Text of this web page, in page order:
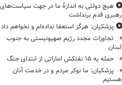
هیچ دولتی به اندازۀ ما در جهت سیاست‌های
رهبری قدم برنداشت
پزشکیان: هرگز استعفا نداده‌ام و نخواهم داد
تجاوزات مجدد رژیم صهیونیستی به جنوب
لبنان
حمله به ۱۵ نفتکش‌ اماراتی از ابتدای جنگ
پزشکیان: ما نوکر مردم و در خدمت آنان
هستیم